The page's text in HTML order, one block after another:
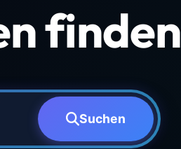
finden
Suchen